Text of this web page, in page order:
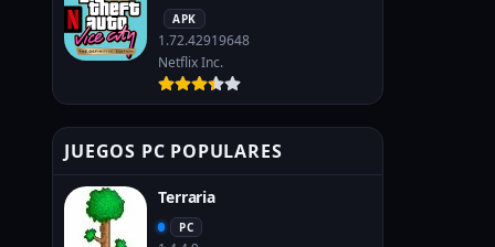
APK
1.72.42919648
Netflix Inc.
JUEGOS PC POPULARES
Terraria
PC